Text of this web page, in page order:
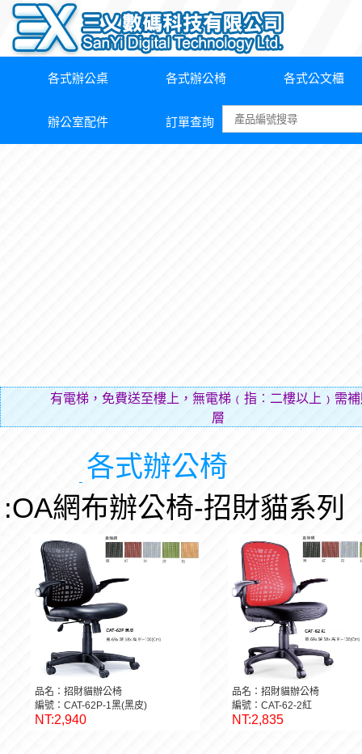
各式辦公桌 各式辦公椅 各式公文櫃
辦公室配件 訂單查詢
有電梯，免費送至樓上，無電梯﹙指︰二樓以上﹚需
層費用（
各式辦公椅
:OA網布辦公椅-招財貓系列
品名：招財貓辦公椅
編號：CAT-62P-1黑(黑皮)
NT:2,940
品名：招財貓辦公椅
編號：CAT-62-2紅
NT:2,835